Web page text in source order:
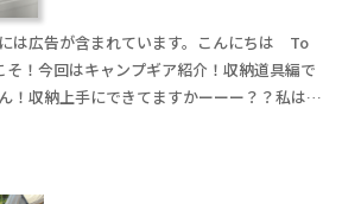
は広告が含まれています。こんにちは To
！今回はキャンプギア紹介！収納道具編で
！収納上手にできてますかーーー？？私は苦